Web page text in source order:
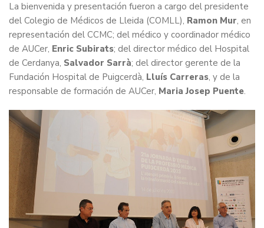
La bienvenida y presentación fueron a cargo del presidente
del Colegio de Médicos de Lleida (COMLL), Ramon Mur, en
representación del CCMC; del médico y coordinador médico
de AUCer, Enric Subirats; del director médico del Hospital
de Cerdanya, Salvador Sarrà; del director gerente de la
Fundación Hospital de Puigcerdà, Lluís Carreras, y de la
responsable de formación de AUCer, Maria Josep Puente.